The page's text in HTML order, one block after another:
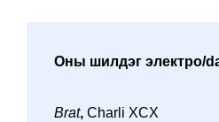
Оны шилдэг электро/
Brat, Charli XCX